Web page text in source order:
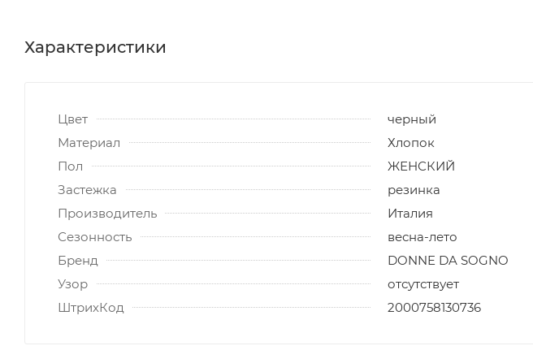
Характеристики
Цвет
черный
Материал
Хлопок
Пол
ЖЕНСКИЙ
Застежка
резинка
Производитель
Италия
Сезонность
весна-лето
Бренд
DONNE DA SOGNO
Узор
отсутствует
ШтрихКод
2000758130736